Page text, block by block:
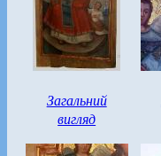
Загальний
вигляд